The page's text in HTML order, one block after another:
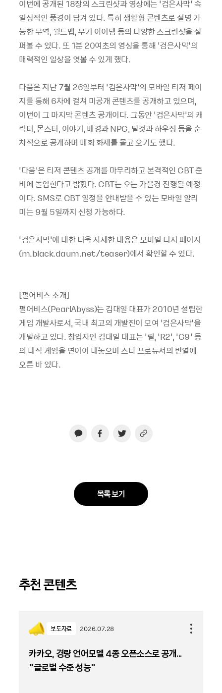
이번에 공개된 18장의 스크린샷과 영상에는 ‘검은사막’ 속
일상적인 풍경이 담겨 있다. 특히 생활형 콘텐츠로 설명 가
능한 무역, 월드맵, 무기 아이템 등의 다양한 스크린샷을 살
펴볼 수 있다. 또 1분 20여초의 영상을 통해 ‘검은사막’의
매력적인 일상을 엿볼 수 있게 했다.
다음은 지난 7월 26일부터 ‘검은사막’의 모바일 티저 페이
지를 통해 6차에 걸쳐 미공개 콘텐츠를 공개하고 있으며,
이번이 그 마지막 콘텐츠 공개이다. 그동안 ‘검은사막’의 캐
릭터, 몬스터, 이야기, 배경과 NPC, 탈것과 하우징 등을 순
차적으로 공개하며 매회 화제를 몰고 오기도 했다.
‘다음’은 티저 콘텐츠 공개를 마무리하고 본격적인 CBT 준
비에 돌입한다고 밝혔다. CBT는 오는 가을경 진행될 예정
이다. SMS로 CBT 일정을 안내받을 수 있는 모바일 알리
미는 9월 5일까지 신청 가능하다.
‘검은사막’에 대한 더욱 자세한 내용은 모바일 티저 페이지
(m.black.daum.net/teaser)에서 확인할 수 있다.
[펄어비스 소개]
펄어비스(PearlAbyss)는 김대일 대표가 2010년 설립한
게임 개발사로서, 국내 최고의 개발진이 모여 ‘검은사막’을
개발하고 있다. 창업자인 김대일 대표는 ‘릴, ‘R2’, ‘C9’ 등
의 대작 게임을 연이어 내놓으며 스타 프로듀서의 반열에
오른 바 있다.
목록 보기
추천 콘텐츠
보도자료 2026.07.28
카카오, 경량 언어모델 4종 오픈소스로 공개...
“글로벌 수준 성능”